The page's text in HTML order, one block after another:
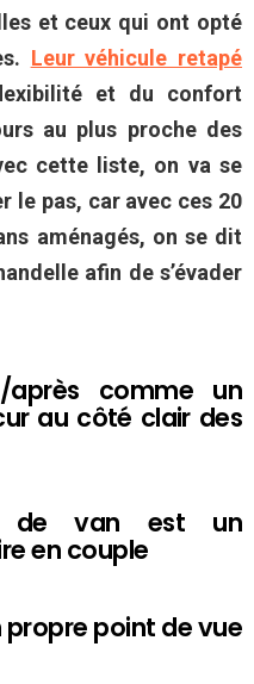
et ceux qui ont opté
Leur véhicule retapé
et du confort
au plus proche des
cette liste, on va se
le pas, car avec ces 20
aménagés, on se dit
afin de s’évader
comme un
au côté clair des
de van est un
en couple
point de vue